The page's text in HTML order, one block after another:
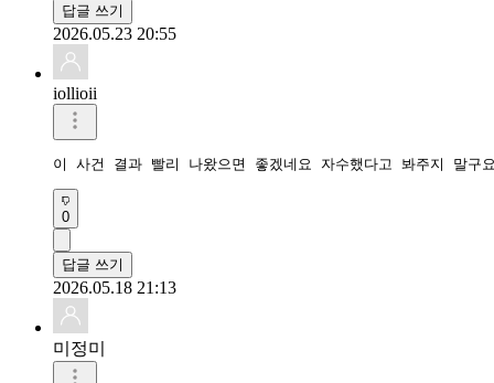
답글 쓰기
2026.05.23 20:55
iollioii
이 사건 결과 빨리 나왔으면 좋겠네요 자수했다고 봐주지 말구
0
답글 쓰기
2026.05.18 21:13
미정미